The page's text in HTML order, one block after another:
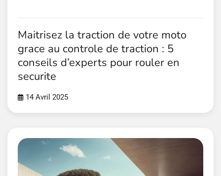
Maitrisez la traction de votre moto
grace au controle de traction : 5
conseils d’experts pour rouler en
securite
14 Avril 2025